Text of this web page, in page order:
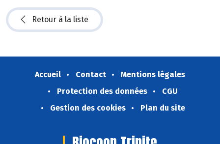
Retour à la liste
Accueil Contact
Mentions légales
Protection des données
CGU
Gestion des cookies
Plan du site